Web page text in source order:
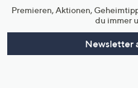
Premieren, Aktionen,
du immer
Newsletter